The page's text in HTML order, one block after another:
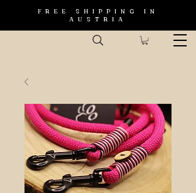
FREE SHIPPING IN
AUSTRIA